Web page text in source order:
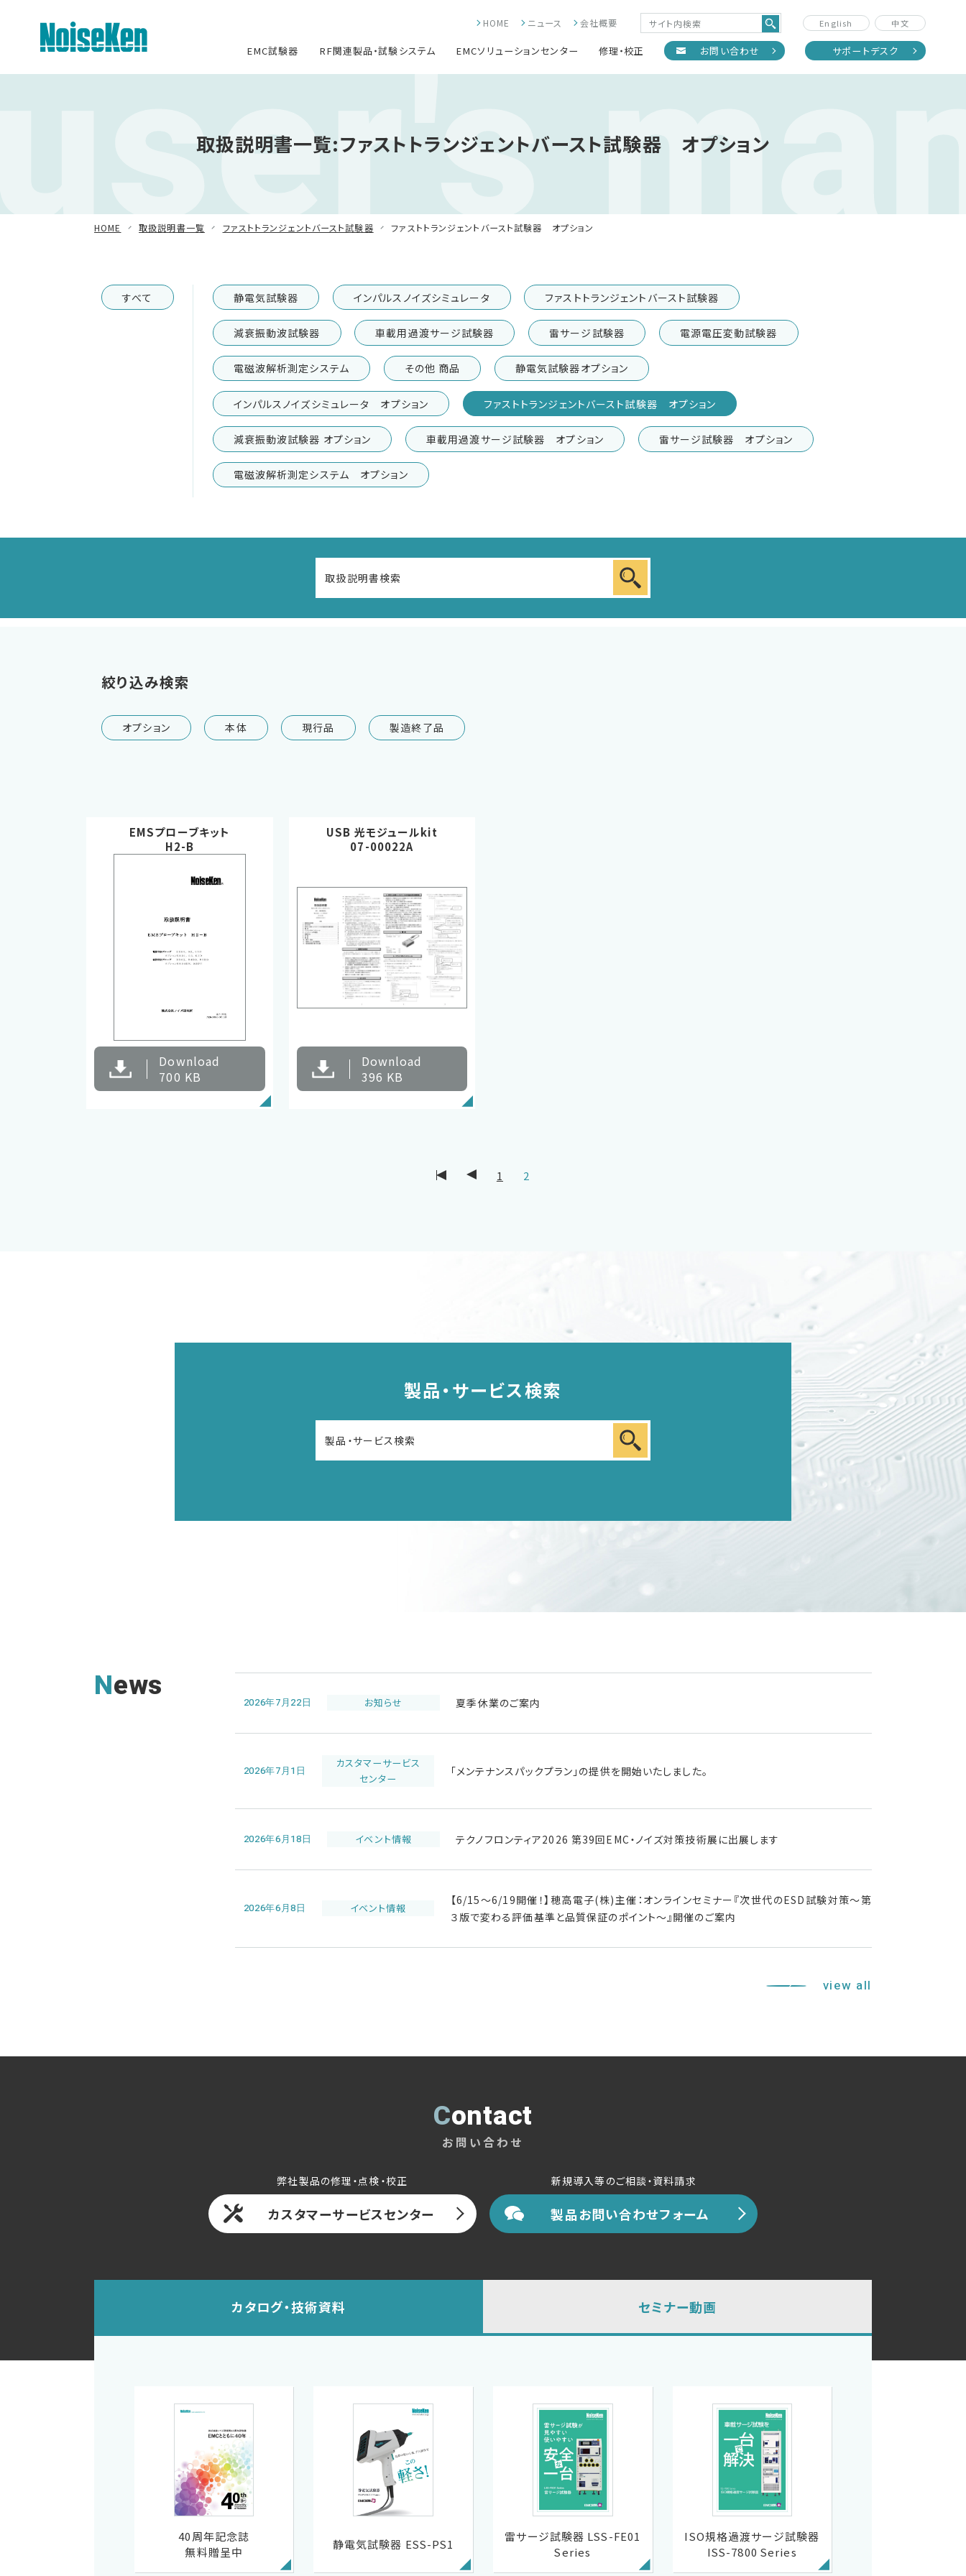
EMC試験器 RF関連製品・試験システム EMCソリューションセンター 修理・校正 お問い合わせ サポートデスク
HOME ニュース 会社概要 English 中文
取扱説明書一覧:ファストトランジェントバースト試験器 オプション
HOME 取扱説明書一覧 ファストトランジェントバースト試験器 ファストトランジェントバースト試験器 オプション
すべて 静電気試験器 インパルスノイズシミュレータ ファストトランジェントバースト試験器
減衰振動波試験器 車載用過渡サージ試験器 雷サージ試験器 電源電圧変動試験器
電磁波解析測定システム その他 商品 静電気試験器オプション
インパルスノイズシミュレータ オプション ファストトランジェントバースト試験器 オプション
減衰振動波試験器 オプション 車載用過渡サージ試験器 オプション 雷サージ試験器 オプション
電磁波解析測定システム オプション
絞り込み検索
オプション 本体 現行品 製造終了品
EMSプローブキット
H2-B
Download
700 KB
USB 光モジュールkit
07-00022A
Download
396 KB
1 2
製品・サービス検索
News 2026年7月22日 お知らせ 夏季休業のご案内
2026年7月1日
カスタマーサービス
センター
「メンテナンスパックプラン」の提供を開始いたしました。
2026年6月18日 イベント情報 テクノフロンティア2026 第39回EMC・ノイズ対策技術展に出展します
2026年6月8日 イベント情報
【6/15～6/19開催！】穂高電子(株)主催：オンラインセミナー『次世代のESD試験対策～第
３版で変わる評価基準と品質保証のポイント～』開催のご案内
view all
Contact
お問い合わせ
弊社製品の修理・点検・校正
カスタマーサービスセンター
新規導入等のご相談・資料請求
製品お問い合わせフォーム
カタログ・技術資料
40周年記念誌
無料贈呈中
静電気試験器 ESS-PS1
雷サージ試験器 LSS-FE01
Series
ISO規格過渡サージ試験器
ISS-7800 Series
セミナー動画
ファスト・トランジェント/バースト試
電源電圧変動試験器・その他試験